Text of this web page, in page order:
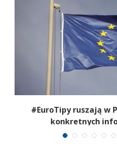
#EuroTipy ruszają w
konkretnych